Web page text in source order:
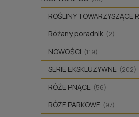
ROŚLINY TOWARZYSZĄCE
Różany poradnik (2)
NOWOŚCI (119)
SERIE EKSKLUZYWNE (202)
RÓŻE PNĄCE (56)
RÓŻE PARKOWE (97)